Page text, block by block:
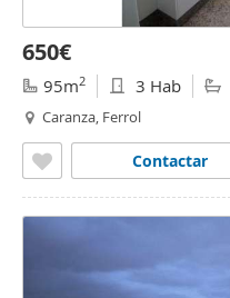
650€
95m2 3 Hab
Caranza, Ferrol
Contactar